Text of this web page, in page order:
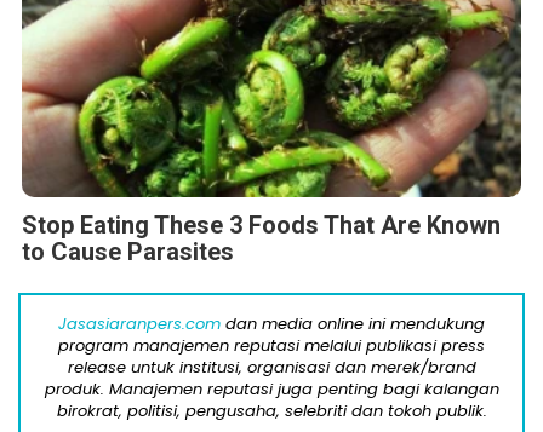
Stop Eating These 3 Foods That Are Known
to Cause Parasites
Jasasiaranpers.com dan media online ini mendukung
program manajemen reputasi melalui publikasi press
release untuk institusi, organisasi dan merek/brand
produk. Manajemen reputasi juga penting bagi kalangan
birokrat, politisi, pengusaha, selebriti dan tokoh publik.